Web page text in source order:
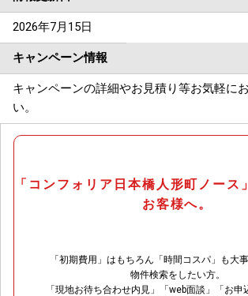
2026年7月15日
キャンペーン情報
キャンペーンの詳細やお見積り等お気軽に
い。
「コンフォリア日本橋人形町ノース
お客様へ。
「初期費用」はもちろん「時間コスパ」も大
物件検索をしたい方。
「現地お待ち合わせ内見」「web面談」「お申